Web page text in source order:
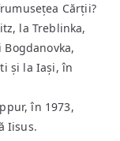
Cărții?
la Treblinka,
Bogdanovka,
și la Iași, în
în 1973,
Iisus.